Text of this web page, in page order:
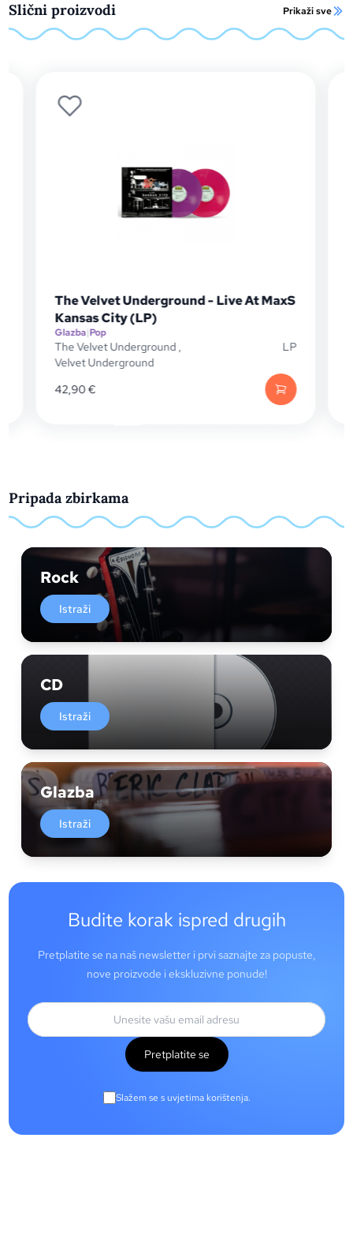
Slični proizvodi Prikaži sve
The Velvet Underground - Live At MaxS
Kansas City (LP)
Glazba|Pop
The Velvet Underground ,
Velvet Underground
LP
42,90€
Pripada zbirkama
Rock
Istraži
CD
Istraži
Glazba
Istraži
Budite korak ispred drugih
Pretplatite se na naš newsletter i prvi saznajte za popuste,
nove proizvode i ekskluzivne ponude!
Pretplatite se
Slažem se s uvjetima korištenja.